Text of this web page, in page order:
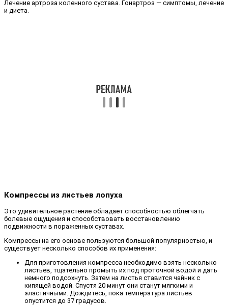
Лечение артроза коленного сустава. Гонартроз — симптомы, лечение
и диета.
Компрессы из листьев лопуха
Это удивительное растение обладает способностью облегчать
болевые ощущения и способствовать восстановлению
подвижности в пораженных суставах.
Компрессы на его основе пользуются большой популярностью, и
существует несколько способов их применения:
Для приготовления компресса необходимо взять несколько
листьев, тщательно промыть их под проточной водой и дать
немного подсохнуть. Затем на листья ставится чайник с
кипящей водой. Спустя 20 минут они станут мягкими и
эластичными. Дождитесь, пока температура листьев
опустится до 37 градусов.